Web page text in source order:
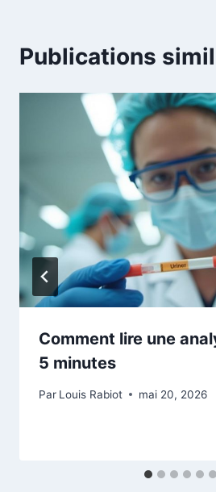
Publications
Comment lire une
5 minutes
Par Louis Rabiot mai 20, 2026